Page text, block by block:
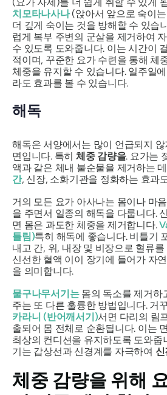
(요가 자세)를 더 쉽게 취할 수 있게
치모타나사나 (앉아서 앞으로 숙이
더 깊게 숙이는 것을 방해할 수 있습
럽게 복부 주변의 군살을 제거하여
수 있도록 도와줍니다. 이는 시간이
적이며, 꾸준한 요가 수련을 통해 체
체중을 유지할 수 있습니다. 일주일
라도 효과를 볼 수 있습니다.
해독
해독은 서양에서는 많이 언급되지
면입니다. 특히 체중 감량을. 요가는
액과 같은 체내 불순물을 제거하는
간, 신장, 소화기관을 정화하는 효과
거의 모든 요가 아사나는 몸이나 마
을 주면서 일종의 해독을 다룹니다.
면 몸은 과도한 체중을 제거합니다.
틀림)특히 해독에 좋습니다. 비틀기
내고 간, 위, 내장 및 비장으로 혈류
신선한 혈액 이이 장기에 들어가 자
을 의미합니다.
물구나무서기는몸의 독소를 제거하
주는 또 다른 훌륭한 방법입니다. 거
카라니 (반어깨서기)서면 다리의 림
출되어 몸 전체로 순환됩니다. 이는
최상의 컨디션을 유지하도록 도와줍
기는 갑상선과 신경계를 자극하여 신
체중 감량을 위해